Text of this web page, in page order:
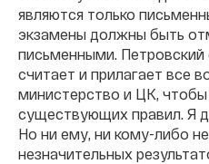
являются только
экзамены должны быть
письменными. Петровский
считает и прилагает все
министерство и ЦК,
существующих правил. Я
Но ни ему, ни кому-либо
незначительных